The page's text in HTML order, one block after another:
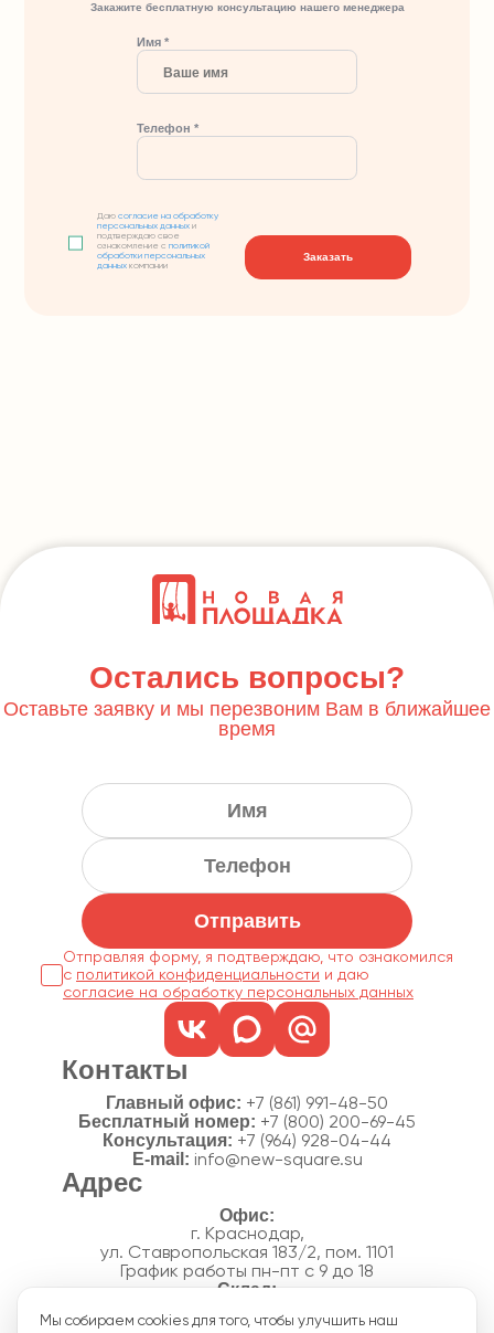
Закажите бесплатную консультацию нашего менеджера
Имя *
Телефон *
Даюсогласие на обработку
персональных данных и
подтверждаю свое
ознакомление сполитикой
обработки персональных
данных компании
Заказать
Остались вопросы?
Оставьте заявку и мы перезвоним Вам в ближайшее
время
Отправить
Отправляя форму, я подтверждаю, что ознакомился
с политикой конфиденциальности
согласие на обработку персональных данных
Контакты
Главный офис: +7 (861) 991-48-50
Бесплатный номер: +7 (800) 200-69-45
Консультация: +7 (964) 928-04-44
E-mail: info@new-square.su
Адрес
г. Краснодар,
ул. Ставропольская 183/2, пом. 1101
График работы пн-пт с 9 до 18
п. Новознаменский, ул.Производственная, 15
Мы собираем cookies для того, чтобы улучшить наш